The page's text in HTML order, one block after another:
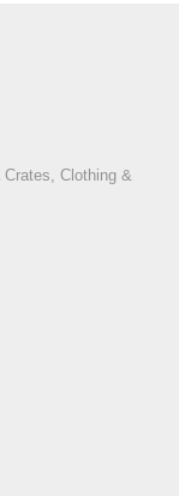
Clothing &